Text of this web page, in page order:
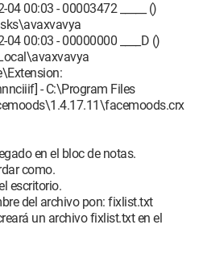
00:03 - 00003472 _____ ()
00:03 - 00000000 ____D ()
- C:\Program Files
en el bloc de notas.
como.
escritorio.
del archivo pon: fixlist.txt
un archivo fixlist.txt en el